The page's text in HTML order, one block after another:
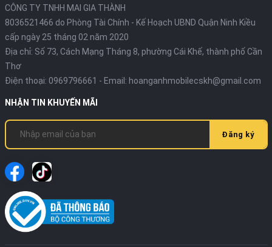
CÔNG TY TNHH MAI GIA THÀNH
8036521466 do Phòng Tài Chính - Kế Hoạch UBND Quận Ninh Kiều
cấp ngày 25 tháng 02 năm 2020
Địa chỉ: Số 73, Cách Mạng Tháng 8, phường Cái Khế, thành phố Cần
Thơ
Điện thoại: 0969796661 - Email: hoanganhmobilecskh@gmail.com
NHẬN TIN KHUYẾN MÃI
Đăng ký